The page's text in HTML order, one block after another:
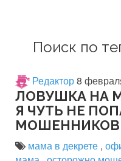
Поиск по
Редактор8
ЛОВУШКА НА
Я ЧУТЬ НЕ
МОШЕННИКОВ
мама в декрете ,